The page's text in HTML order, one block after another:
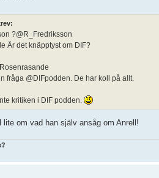
?@R_Fredriksson
Är det knäpptyst om DIF?
fråga @DIFpodden. De har koll på allt.
kritiken i DIF podden.
lite om vad han själv ansåg om Anrell!